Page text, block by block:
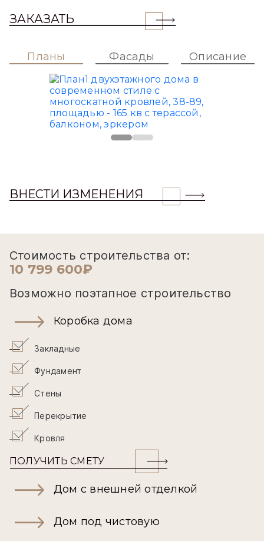
ЗАКАЗАТЬ
Планы Фасады Описание
ВНЕСТИ ИЗМЕНЕНИЯ
Стоимость строительства от:
10 799 600₽
Возможно поэтапное строительство
Коробка дома
Закладные
Фундамент
Стены
Перекрытие
Кровля
ПОЛУЧИТЬ СМЕТУ
Дом с внешней отделкой
Дом под чистовую